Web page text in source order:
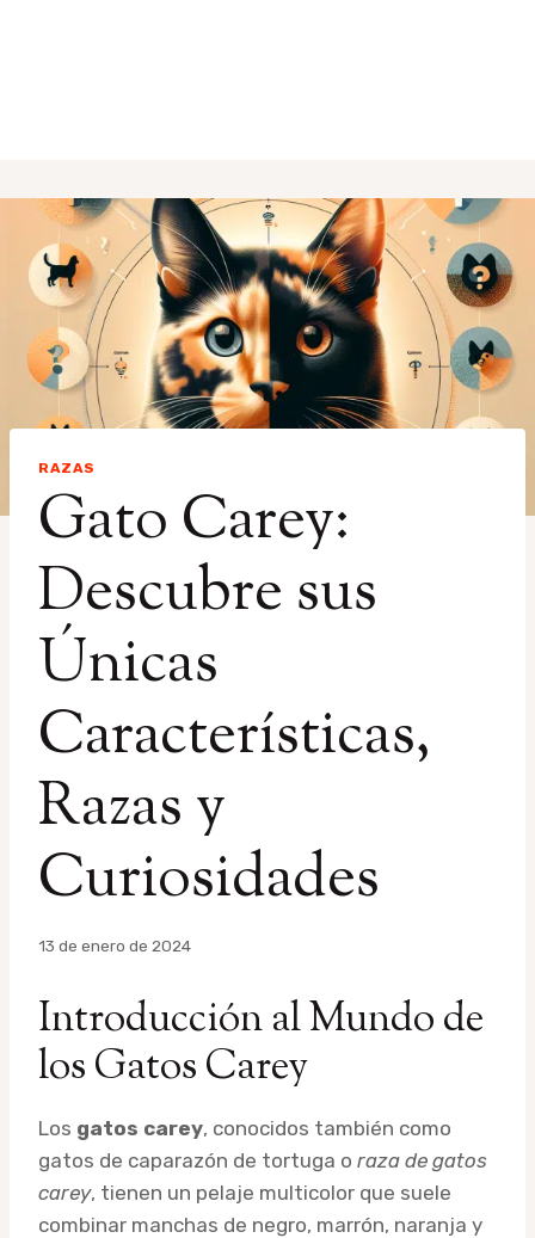
RAZAS
Gato Carey:
Descubre sus
Únicas
Características,
Razas y
Curiosidades
Por
13 de enero de 2024
Introducción al Mundo de
los Gatos Carey
Los gatos carey, conocidos también como
gatos de caparazón de tortuga o raza de gatos
carey, tienen un pelaje multicolor que suele
combinar manchas de negro, marrón, naranja y